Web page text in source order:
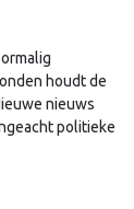
…
houdt de
nieuws
politieke